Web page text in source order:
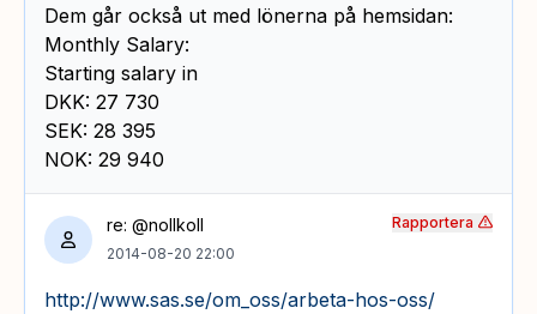
Dem går också ut med lönerna på hemsidan:
Monthly Salary:
Starting salary in
DKK: 27 730
SEK: 28 395
NOK: 29 940
re: @nollkoll
2014-08-20 22:00
http://www.sas.se/om_oss/arbeta-hos-oss/
Rapportera